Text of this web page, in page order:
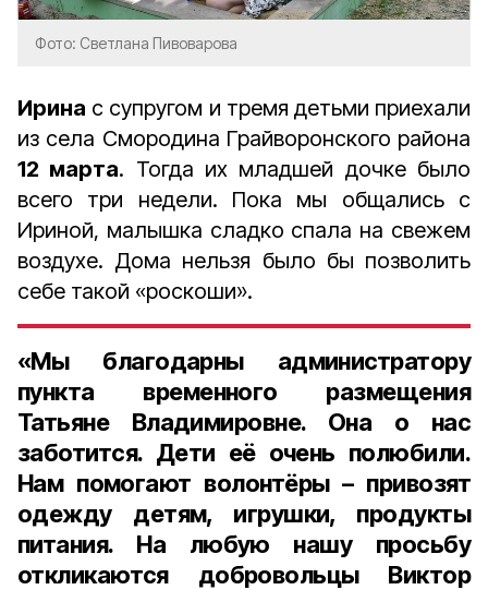
Фото: Светлана Пивоварова
Ирина с супругом и тремя детьми приехали
из села Смородина Грайворонского района
12 марта. Тогда их младшей дочке было
всего три недели. Пока мы общались с
Ириной, малышка сладко спала на свежем
воздухе. Дома нельзя было бы позволить
себе такой «роскоши».
«Мы благодарны администратору
пункта временного размещения
Татьяне Владимировне. Она о нас
заботится. Дети её очень полюбили.
Нам помогают волонтёры – привозят
одежду детям, игрушки, продукты
питания. На любую нашу просьбу
откликаются добровольцы Виктор